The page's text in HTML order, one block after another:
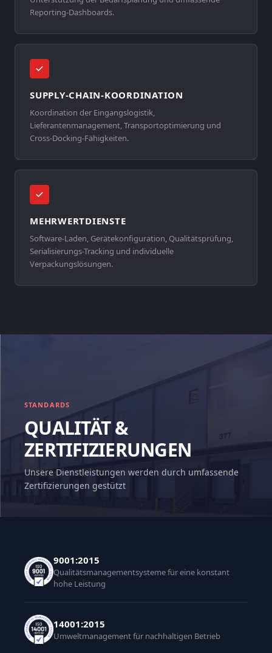
Reporting-Dashboards.
SUPPLY-CHAIN-KOORDINATION
Koordination der Eingangslogistik,
Lieferantenmanagement, Transportoptimierung und
Cross-Docking-Fähigkeiten.
MEHRWERTDIENSTE
Software-Laden, Gerätekonfiguration, Qualitätsprüfung,
Serialisierungs-Tracking und individuelle
Verpackungslösungen.
STANDARDS
QUALITÄT &
ZERTIFIZIERUNGEN
Unsere Dienstleistungen werden durch umfassende
Zertifizierungen gestützt
9001:2015
Qualitätsmanagementsysteme für eine konstant
hohe Leistung
14001:2015
Umweltmanagement für nachhaltigen Betrieb